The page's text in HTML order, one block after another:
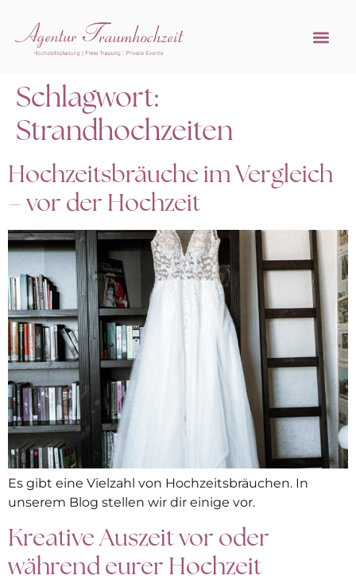
Schlagwort:
Strandhochzeiten
Hochzeitsbräuche im Vergleich
– vor der Hochzeit
Es gibt eine Vielzahl von Hochzeitsbräuchen. In
unserem Blog stellen wir dir einige vor.
Kreative Auszeit vor oder
während eurer Hochzeit